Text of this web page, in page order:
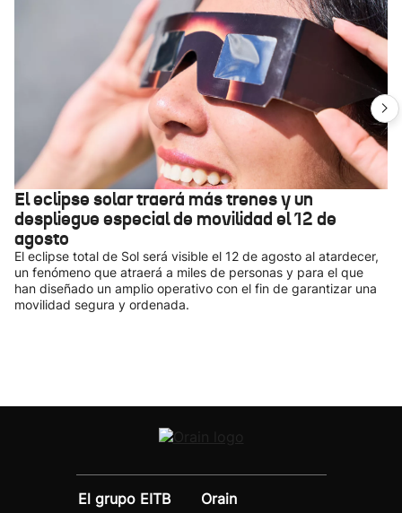
El eclipse solar traerá más trenes y un
despliegue especial de movilidad el 12 de
agosto
El eclipse total de Sol será visible el 12 de agosto al atardecer,
un fenómeno que atraerá a miles de personas y para el que
han diseñado un amplio operativo con el fin de garantizar una
movilidad segura y ordenada.
El grupo EITB
Orain